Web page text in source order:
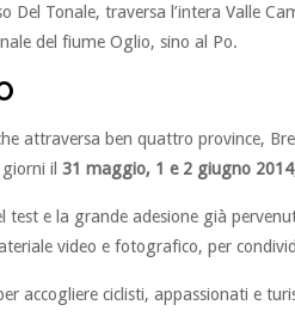
Del Tonale, traversa l’intera Valle
del fiume Oglio, sino al Po.
attraversa ben quattro province,
il 31 maggio, 1 e 2 giugno 2014
test e la grande adesione già
video e fotografico, per
accogliere ciclisti, appassionati e